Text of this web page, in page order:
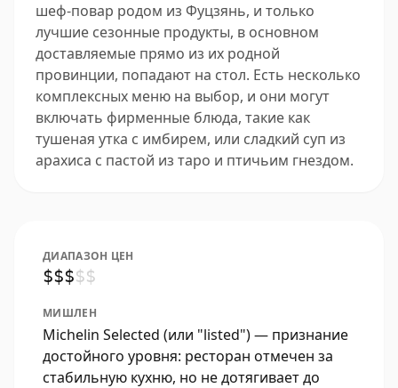
шеф-повар родом из Фуцзянь, и только
лучшие сезонные продукты, в основном
доставляемые прямо из их родной
провинции, попадают на стол. Есть несколько
комплексных меню на выбор, и они могут
включать фирменные блюда, такие как
тушеная утка с имбирем, или сладкий суп из
арахиса с пастой из таро и птичьим гнездом.
ДИАПАЗОН ЦЕН
$$$$$
МИШЛЕН
Michelin Selected (или "listed") — признание
достойного уровня: ресторан отмечен за
стабильную кухню, но не дотягивает до